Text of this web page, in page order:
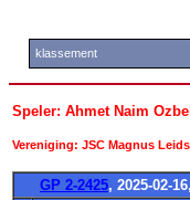
klassement
Speler: Ahmet Naim
Vereniging: JSC Magnus
GP 2-2425, 2025-02-